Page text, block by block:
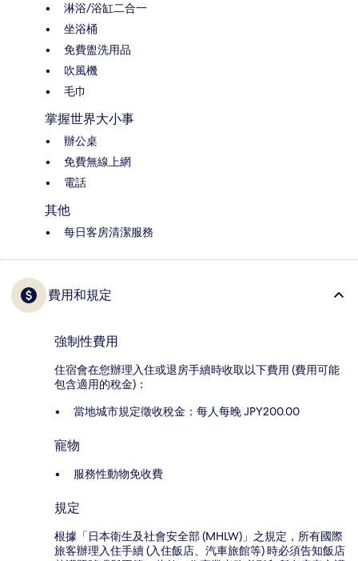
淋浴/浴缸二合一
坐浴桶
免費盥洗用品
吹風機
毛巾
掌握世界大小事
辦公桌
免費無線上網
電話
其他
每日客房清潔服務
費用和規定
強制性費用
住宿會在您辦理入住或退房手續時收取以下費用 (費用可能
包含適用的稅金)：
當地城市規定徵收稅金：每人每晚 JPY200.00
寵物
服務性動物免收費
規定
根據「日本衛生及社會安全部 (MHLW)」之規定，所有國際
旅客辦理入住手續 (入住飯店、汽車旅館等) 時必須告知飯店